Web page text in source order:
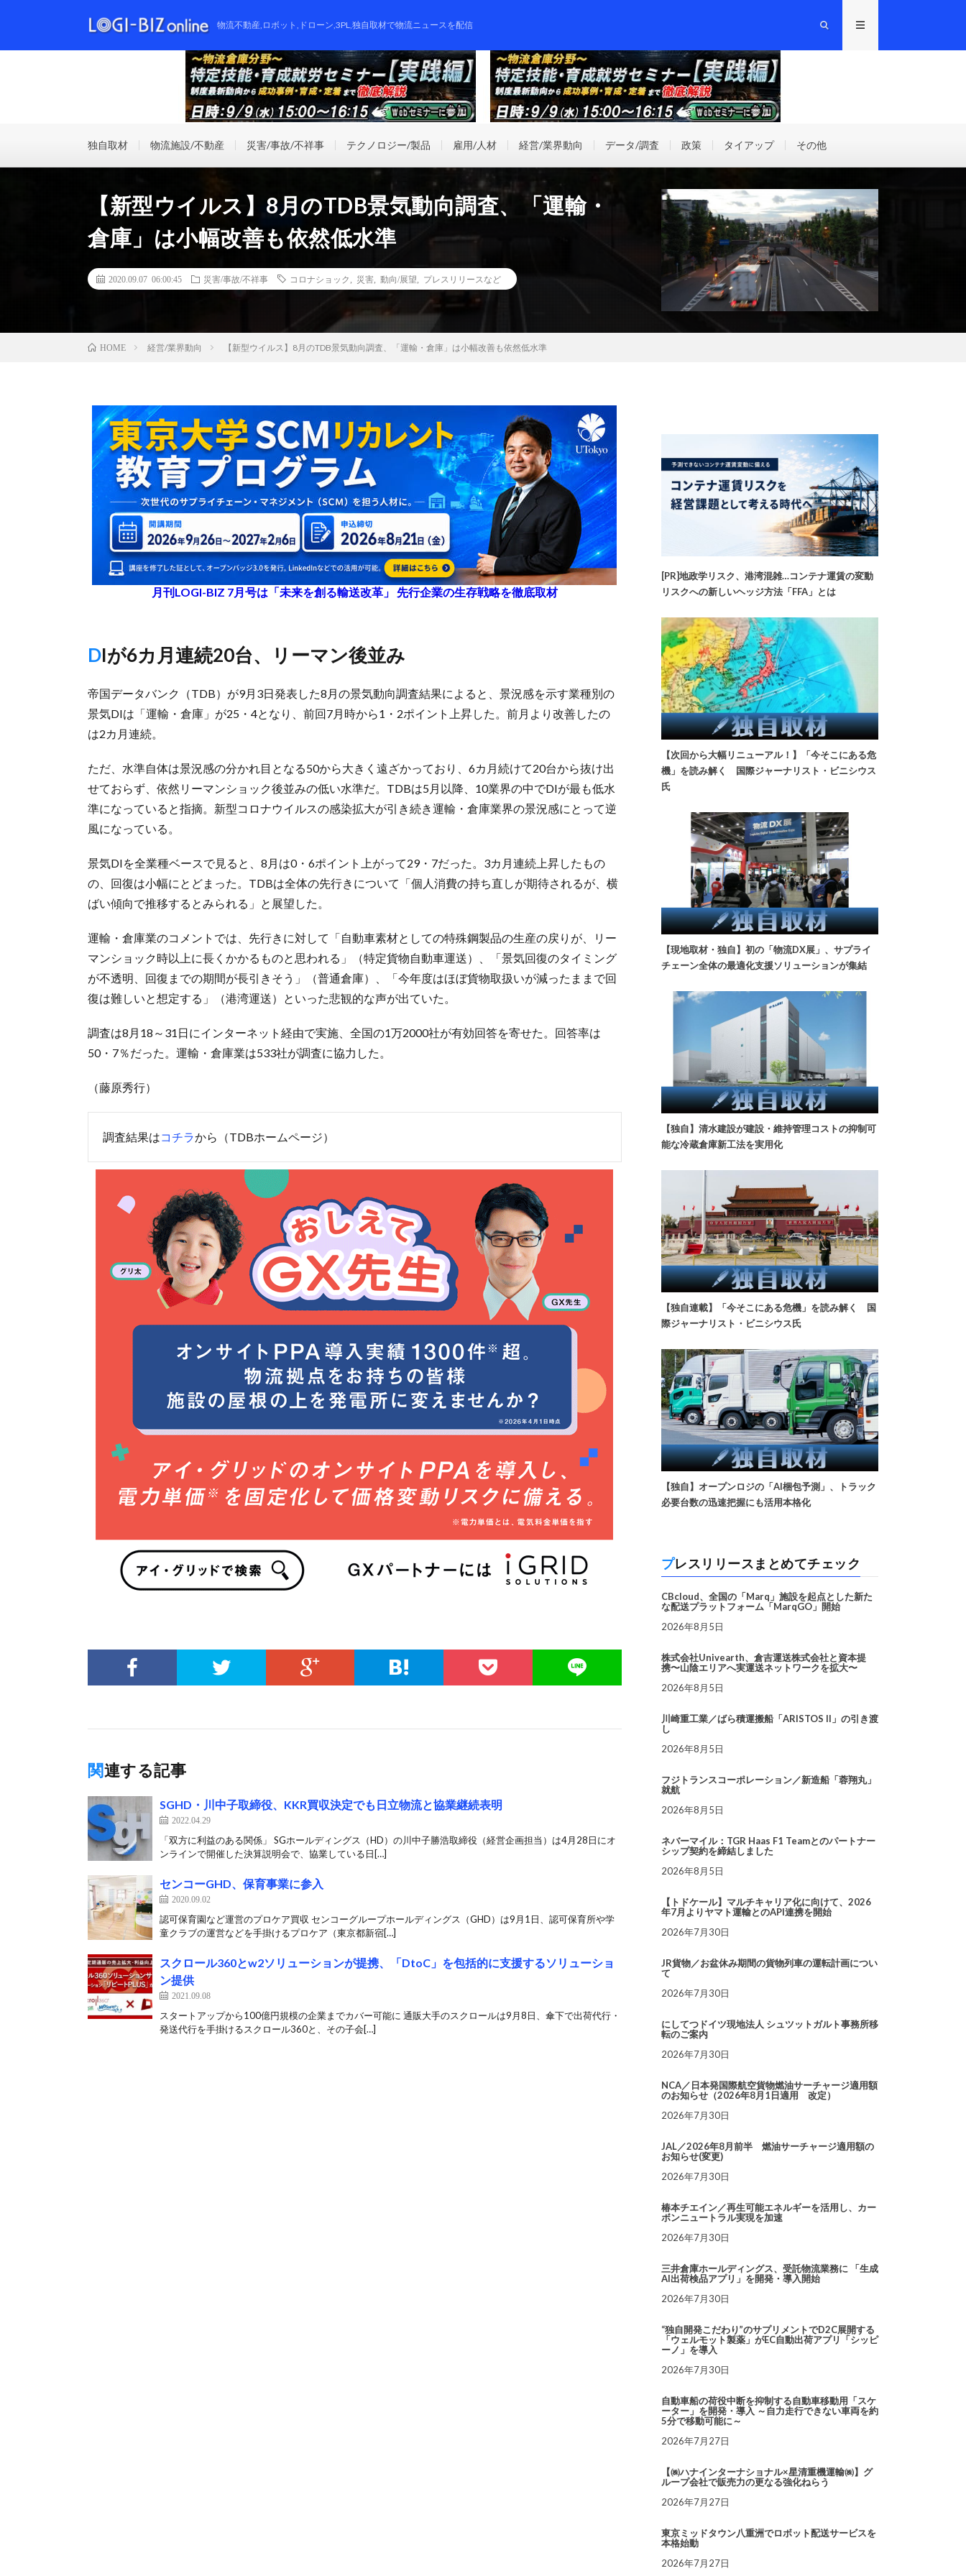
物流不動産,ロボット,ドローン,3PL,独自取材で物流ニュースを配信
独自取材 物流施設/不動産 災害/事故/不祥事 テクノロジー/製品 雇用/人材 経営/業界動向 データ/調査 政策 タイアップ その他
【新型ウイルス】8月のTDB景気動向調査、「運輸・
倉庫」は小幅改善も依然低水準
2020.09.07 06:00:45 災害/事故/不祥事 コロナショック 災害 動向/展望 プレスリリースなど
HOME 経営/業界動向 【新型ウイルス】8月のTDB景気動向調査、「運輸・倉庫」は小幅改善も依然低水準
月刊LOGI-BIZ 7月号は「未来を創る輸送改革」 先行企業の生存戦略を徹底取材
DIが6カ月連続20台、リーマン後並み
帝国データバンク（TDB）が9月3日発表した8月の景気動向調査結果によると、景況感を示す業種別の
景気DIは「運輸・倉庫」が25・4となり、前回7月時から1・2ポイント上昇した。前月より改善したの
は2カ月連続。
ただ、水準自体は景況感の分かれ目となる50から大きく遠ざかっており、6カ月続けて20台から抜け出
せておらず、依然リーマンショック後並みの低い水準だ。TDBは5月以降、10業界の中でDIが最も低水
準になっていると指摘。新型コロナウイルスの感染拡大が引き続き運輸・倉庫業界の景況感にとって逆
風になっている。
景気DIを全業種ベースで見ると、8月は0・6ポイント上がって29・7だった。3カ月連続上昇したもの
の、回復は小幅にとどまった。TDBは全体の先行きについて「個人消費の持ち直しが期待されるが、横
ばい傾向で推移するとみられる」と展望した。
運輸・倉庫業のコメントでは、先行きに対して「自動車素材としての特殊鋼製品の生産の戻りが、リー
マンショック時以上に長くかかるものと思われる」（特定貨物自動車運送）、「景気回復のタイミング
が不透明、回復までの期間が長引きそう」（普通倉庫）、「今年度はほぼ貨物取扱いが減ったままで回
復は難しいと想定する」（港湾運送）といった悲観的な声が出ていた。
調査は8月18～31日にインターネット経由で実施、全国の1万2000社が有効回答を寄せた。回答率は
50・7％だった。運輸・倉庫業は533社が調査に協力した。
（藤原秀行）
調査結果はコチラから（TDBホームページ）
関連する記事
SGHD・川中子取締役、KKR買収決定でも日立物流と協業継続表明
2022.04.29
「双方に利益のある関係」 SGホールディングス（HD）の川中子勝浩取締役（経営企画担当）は4月28日にオ
ンラインで開催した決算説明会で、協業している日[…]
センコーGHD、保育事業に参入
2020.09.02
認可保育園など運営のプロケア買収 センコーグループホールディングス（GHD）は9月1日、認可保育所や学
童クラブの運営などを手掛けるプロケア（東京都新宿[…]
スクロール360とw2ソリューションが提携、「DtoC」を包括的に支援するソリューショ
ン提供
2021.09.08
スタートアップから100億円規模の企業までカバー可能に 通販大手のスクロールは9月8日、傘下で出荷代行・
発送代行を手掛けるスクロール360と、その子会[…]
[PR]地政学リスク、港湾混雑…コンテナ運賃の変動
リスクへの新しいヘッジ方法「FFA」とは
【次回から大幅リニューアル！】「今そこにある危
機」を読み解く 国際ジャーナリスト・ビニシウス
氏
【現地取材・独自】初の「物流DX展」、サプライ
チェーン全体の最適化支援ソリューションが集結
【独自】清水建設が建設・維持管理コストの抑制可
能な冷蔵倉庫新工法を実用化
【独自連載】「今そこにある危機」を読み解く 国
際ジャーナリスト・ビニシウス氏
【独自】オープンロジの「AI梱包予測」、トラック
必要台数の迅速把握にも活用本格化
プレスリリースまとめてチェック
CBcloud、全国の「Marq」施設を起点とした新た
な配送プラットフォーム「MarqGO」開始
2026年8月5日
株式会社Univearth、倉吉運送株式会社と資本提
携〜山陰エリアへ実運送ネットワークを拡大〜
2026年8月5日
川崎重工業／ばら積運搬船「ARISTOS II」の引き渡
し
2026年8月5日
フジトランスコーポレーション／新造船「蓉翔丸」
就航
2026年8月5日
ネバーマイル：TGR Haas F1 Teamとのパートナー
シップ契約を締結しました
2026年8月5日
【トドケール】マルチキャリア化に向けて、2026
年7月よりヤマト運輸とのAPI連携を開始
2026年7月30日
JR貨物／お盆休み期間の貨物列車の運転計画につい
て
2026年7月30日
にしてつドイツ現地法人 シュツットガルト事務所移
転のご案内
2026年7月30日
NCA／日本発国際航空貨物燃油サーチャージ適用額
のお知らせ（2026年8月1日適用 改定）
2026年7月30日
JAL／2026年8月前半 燃油サーチャージ適用額の
お知らせ(変更)
2026年7月30日
椿本チエイン／再生可能エネルギーを活用し、カー
ボンニュートラル実現を加速
2026年7月30日
三井倉庫ホールディングス、受託物流業務に 「生成
AI出荷検品アプリ」を開発・導入開始
2026年7月30日
“独自開発こだわり”のサプリメントでD2C展開する
「ウェルモット製薬」がEC自動出荷アプリ「シッピ
ーノ」を導入
2026年7月30日
自動車船の荷役中断を抑制する自動車移動用「スケ
ーター」を開発・導入 ～自力走行できない車両を約
5分で移動可能に～
2026年7月27日
【㈱ハナインターナショナル×星清重機運輸㈱】グ
ループ会社で販売力の更なる強化ねらう
2026年7月27日
東京ミッドタウン八重洲でロボット配送サービスを
本格始動
2026年7月27日